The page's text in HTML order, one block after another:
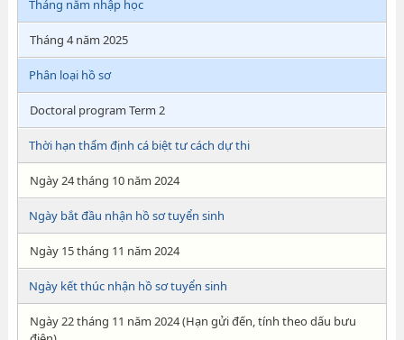
Tháng năm nhập học
Tháng 4 năm 2025
Phân loại hồ sơ
Doctoral program Term 2
Thời hạn thẩm định cá biệt tư cách dự thi
Ngày 24 tháng 10 năm 2024
Ngày bắt đầu nhận hồ sơ tuyển sinh
Ngày 15 tháng 11 năm 2024
Ngày kết thúc nhận hồ sơ tuyển sinh
Ngày 22 tháng 11 năm 2024 (Hạn gửi đến, tính theo dấu bưu